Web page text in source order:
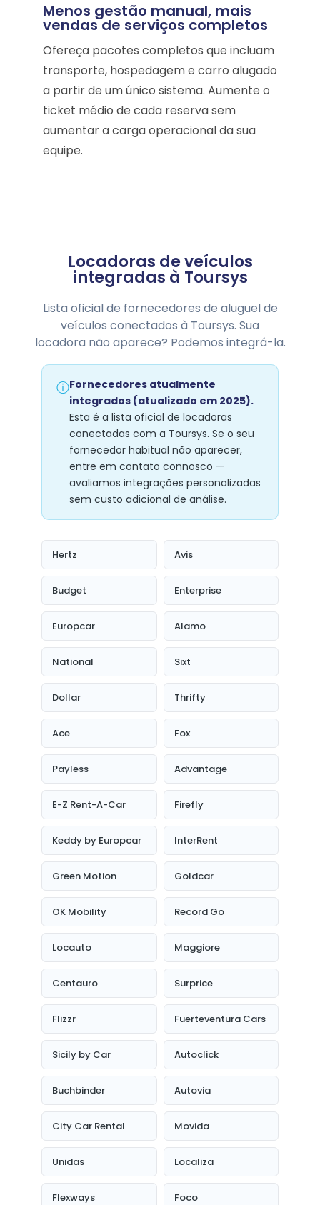
Menos gestão manual, mais
vendas de serviços completos
Ofereça pacotes completos que incluam
transporte, hospedagem e carro alugado
a partir de um único sistema. Aumente o
ticket médio de cada reserva sem
aumentar a carga operacional da sua
equipe.
Locadoras de veículos
integradas à Toursys
Lista oficial de fornecedores de aluguel de
veículos conectados à Toursys. Sua
locadora não aparece? Podemos integrá-la.
ⓘFornecedores atualmente
integrados (atualizado em 2025).
Esta é a lista oficial de locadoras
conectadas com a Toursys. Se o seu
fornecedor habitual não aparecer,
entre em contato connosco —
avaliamos integrações personalizadas
sem custo adicional de análise.
Hertz Avis
Budget Enterprise
Europcar Alamo
National Sixt
Dollar Thrifty
Ace Fox
Payless Advantage
E-Z Rent-A-Car Firefly
Keddy by Europcar InterRent
Green Motion Goldcar
OK Mobility Record Go
Locauto Maggiore
Centauro Surprice
Flizzr Fuerteventura Cars
Sicily by Car Autoclick
Buchbinder Autovia
City Car Rental Movida
Unidas Localiza
Flexways Foco